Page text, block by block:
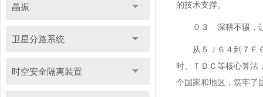
晶振
卫星分路系统
时空安全隔离装置
的技术支撑。
０３ 深耕不辍，
从５Ｊ６４到７Ｆ
时、ＴＤＣ等核心算法
个国家和地区，筑牢了